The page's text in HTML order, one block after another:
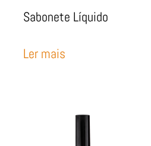
Sabonete Líquido
Ler mais